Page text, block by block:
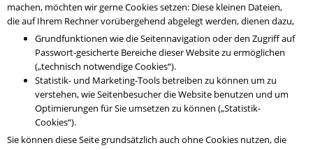
machen, möchten wir gerne Cookies setzen: Diese kleinen Dateien,
die auf Ihrem Rechner vorübergehend abgelegt werden, dienen dazu,
Grundfunktionen wie die Seitennavigation oder den Zugriff auf
Passwort-gesicherte Bereiche dieser Website zu ermöglichen
(„technisch notwendige Cookies“).
Statistik- und Marketing-Tools betreiben zu können um zu
verstehen, wie Seitenbesucher die Website benutzen und um
Optimierungen für Sie umsetzen zu können („Statistik-
Cookies“).
Sie können diese Seite grundsätzlich auch ohne Cookies nutzen, die
Bewirb Dich jetzt auf einen der Ausbildungsplätze bei Vosseler! Wir...